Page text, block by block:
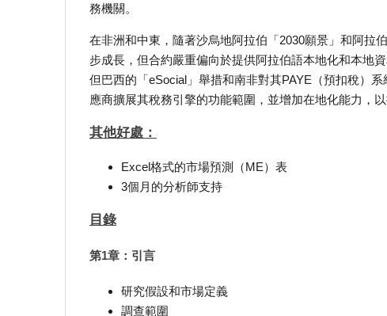
務機關。
在非洲和中東，隨著沙烏地阿拉伯「2030願景」和阿拉
步成長，但合約嚴重偏向於提供阿拉伯語本地化和本地
但巴西的「eSocial」舉措和南非對其PAYE（預扣稅）
應商擴展其稅務引擎的功能範圍，並增加在地化能力，
其他好處：
Excel格式的市場預測（ME）表
3個月的分析師支持
目錄
第1章：引言
研究假設和市場定義
調查範圍